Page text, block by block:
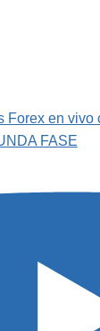
Forex en vivo
FASE